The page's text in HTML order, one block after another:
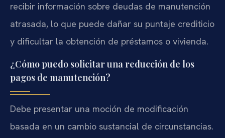
recibir información sobre deudas de manutención
atrasada, lo que puede dañar su puntaje crediticio
y dificultar la obtención de préstamos o vivienda.
¿Cómo puedo solicitar una reducción de los
pagos de manutención?
Debe presentar una moción de modificación
basada en un cambio sustancial de circunstancias.